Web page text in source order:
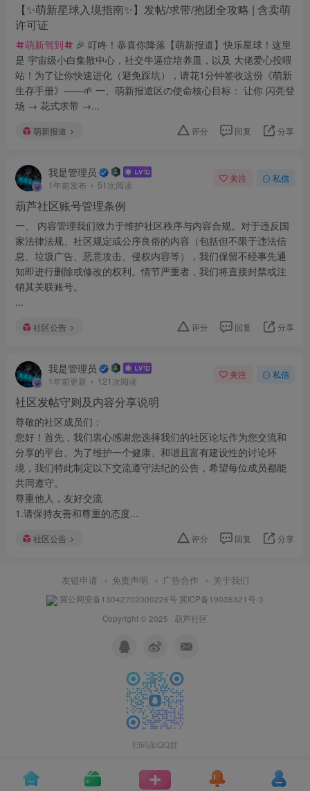
【✨萌新星球入境指南✨】发帖/求带/抱团全攻略 | 含卖萌
许可证
萌新驾到
🎉 叮咚！恭喜你降落【萌新报道】快乐星球！这里
是 宇宙级小白集散中心，社交牛逼症培养皿，以及 大佬爱心投喂
站！为了让你快速进化（避免踩坑），请花1分钟签收这份《萌新
生存手册》——🌱 一、萌新报道区の使命核心目标： 让你 闪亮登
场 → 花式求带 →...
萌新报道 评分 回复 分享
我是管理员
1年前发布 51次阅读
关注 私信
葫芦社区账号管理条例
一、 内容管理我们致力于维护社区秩序与内容合规。对于违反国
家法律法规、社区规定或公序良俗的内容（包括但不限于违法信
息、垃圾广告、恶意攻击、侵权内容等），我们保留不经事先通
知即进行删除或修改的权利。情节严重者，我们将直接封禁或注
销其关联账号。
...
社区公告 评分 回复 分享
我是管理员
1年前更新 121次阅读
关注 私信
社区发帖守则及内容分享说明
尊敬的社区成员们：
您好！首先，我们衷心感谢您选择我们的社区论坛作为您交流和
分享的平台。为了维护一个健康、和谐且富有建设性的讨论环
境，我们特此制定以下交流遵守法纪的公告，希望每位成员都能
共同遵守。
尊重他人，友好交流
1.请保持友善和尊重的态度...
社区公告 评分 回复 分享
友链申请 免责声明 广告合作 关于我们
冀公网安备13042702000226号 冀ICP备19035321号-3
Copyright © 2025 · 葫芦社区
扫码加QQ群